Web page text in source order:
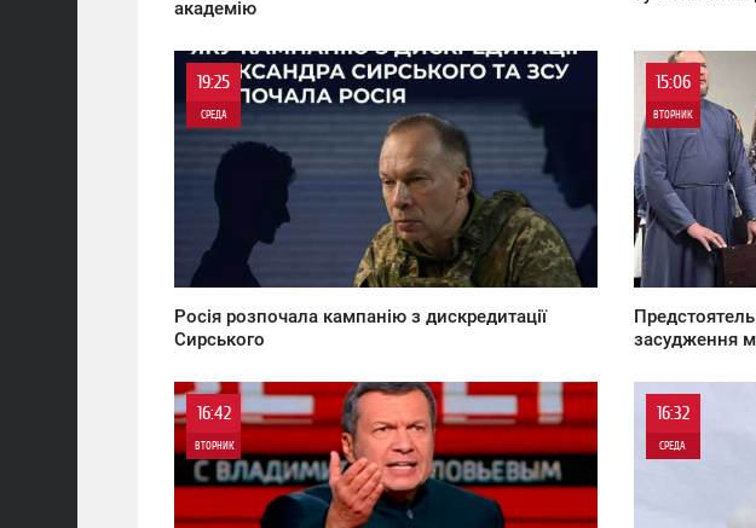
академію
19:25
СРЕДА
Росія розпочала кампанію з дискредитації
Сирського
15:06
ВТОРНИК
2 131
засудження
16:42
ВТОРНИК
0
16:32
СРЕДА